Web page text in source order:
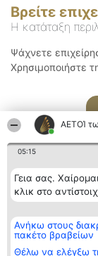
ΑΕΤΟΊ
05:15
Γεια σας.
κλικ στο
Ανήκω στους
πακέτο βραβείων
Θέλω να ελέγξω
Βρείτε
Η κατάταξη
Ψάχνετε
Χρησιμοποιήστε
Διοργανωτής της
κατάταξης
BEAUTIFUL COMPANY